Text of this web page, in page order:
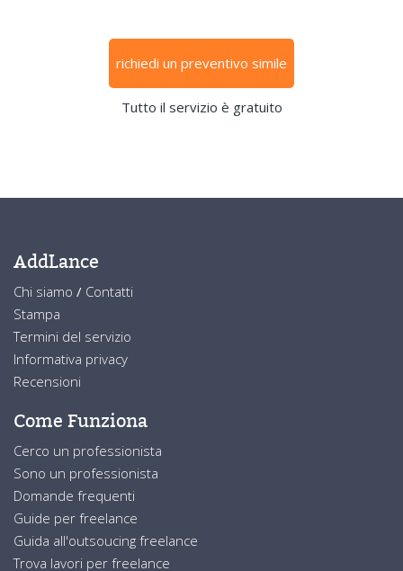
richiedi un preventivo simile
Tutto il servizio è gratuito
AddLance
Chi siamo / Contatti
Stampa
Termini del servizio
Informativa privacy
Recensioni
Come Funziona
Cerco un professionista
Sono un professionista
Domande frequenti
Guide per freelance
Guida all'outsoucing freelance
Trova lavori per freelance